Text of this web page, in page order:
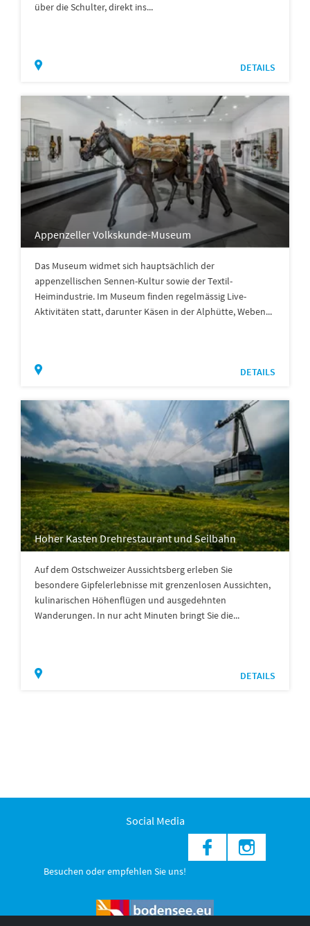
über die Schulter, direkt ins...
DETAILS
Appenzeller Volkskunde-Museum
Das Museum widmet sich hauptsächlich der
appenzellischen Sennen-Kultur sowie der Textil-
Heimindustrie. Im Museum finden regelmässig Live-
Aktivitäten statt, darunter Käsen in der Alphütte, Weben...
DETAILS
Hoher Kasten Drehrestaurant und Seilbahn
Auf dem Ostschweizer Aussichtsberg erleben Sie
besondere Gipfelerlebnisse mit grenzenlosen Aussichten,
kulinarischen Höhenflügen und ausgedehnten
Wanderungen. In nur acht Minuten bringt Sie die...
DETAILS
Social Media
Besuchen oder empfehlen Sie uns!